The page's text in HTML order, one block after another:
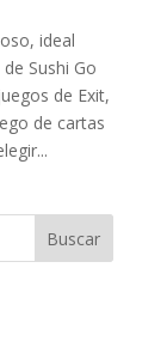
ideal
Sushi Go
de Exit,
de cartas